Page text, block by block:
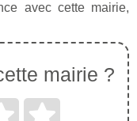
avec cette mairie,
mairie ?